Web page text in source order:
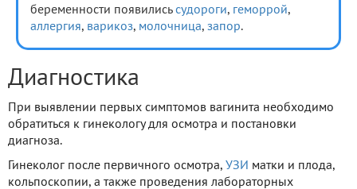
беременности появились судороги, геморрой,
аллергия, варикоз, молочница, запор.
Диагностика
При выявлении первых симптомов вагинита необходимо
обратиться к гинекологу для осмотра и постановки
диагноза.
Гинеколог после первичного осмотра, УЗИ матки и плода,
кольпоскопии, а также проведения лабораторных